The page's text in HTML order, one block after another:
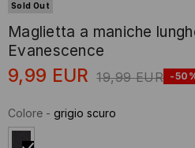
Sold Out
Maglietta a maniche
Evanescence
9,99 EUR 19,99 EUR -
Colore - grigio scuro